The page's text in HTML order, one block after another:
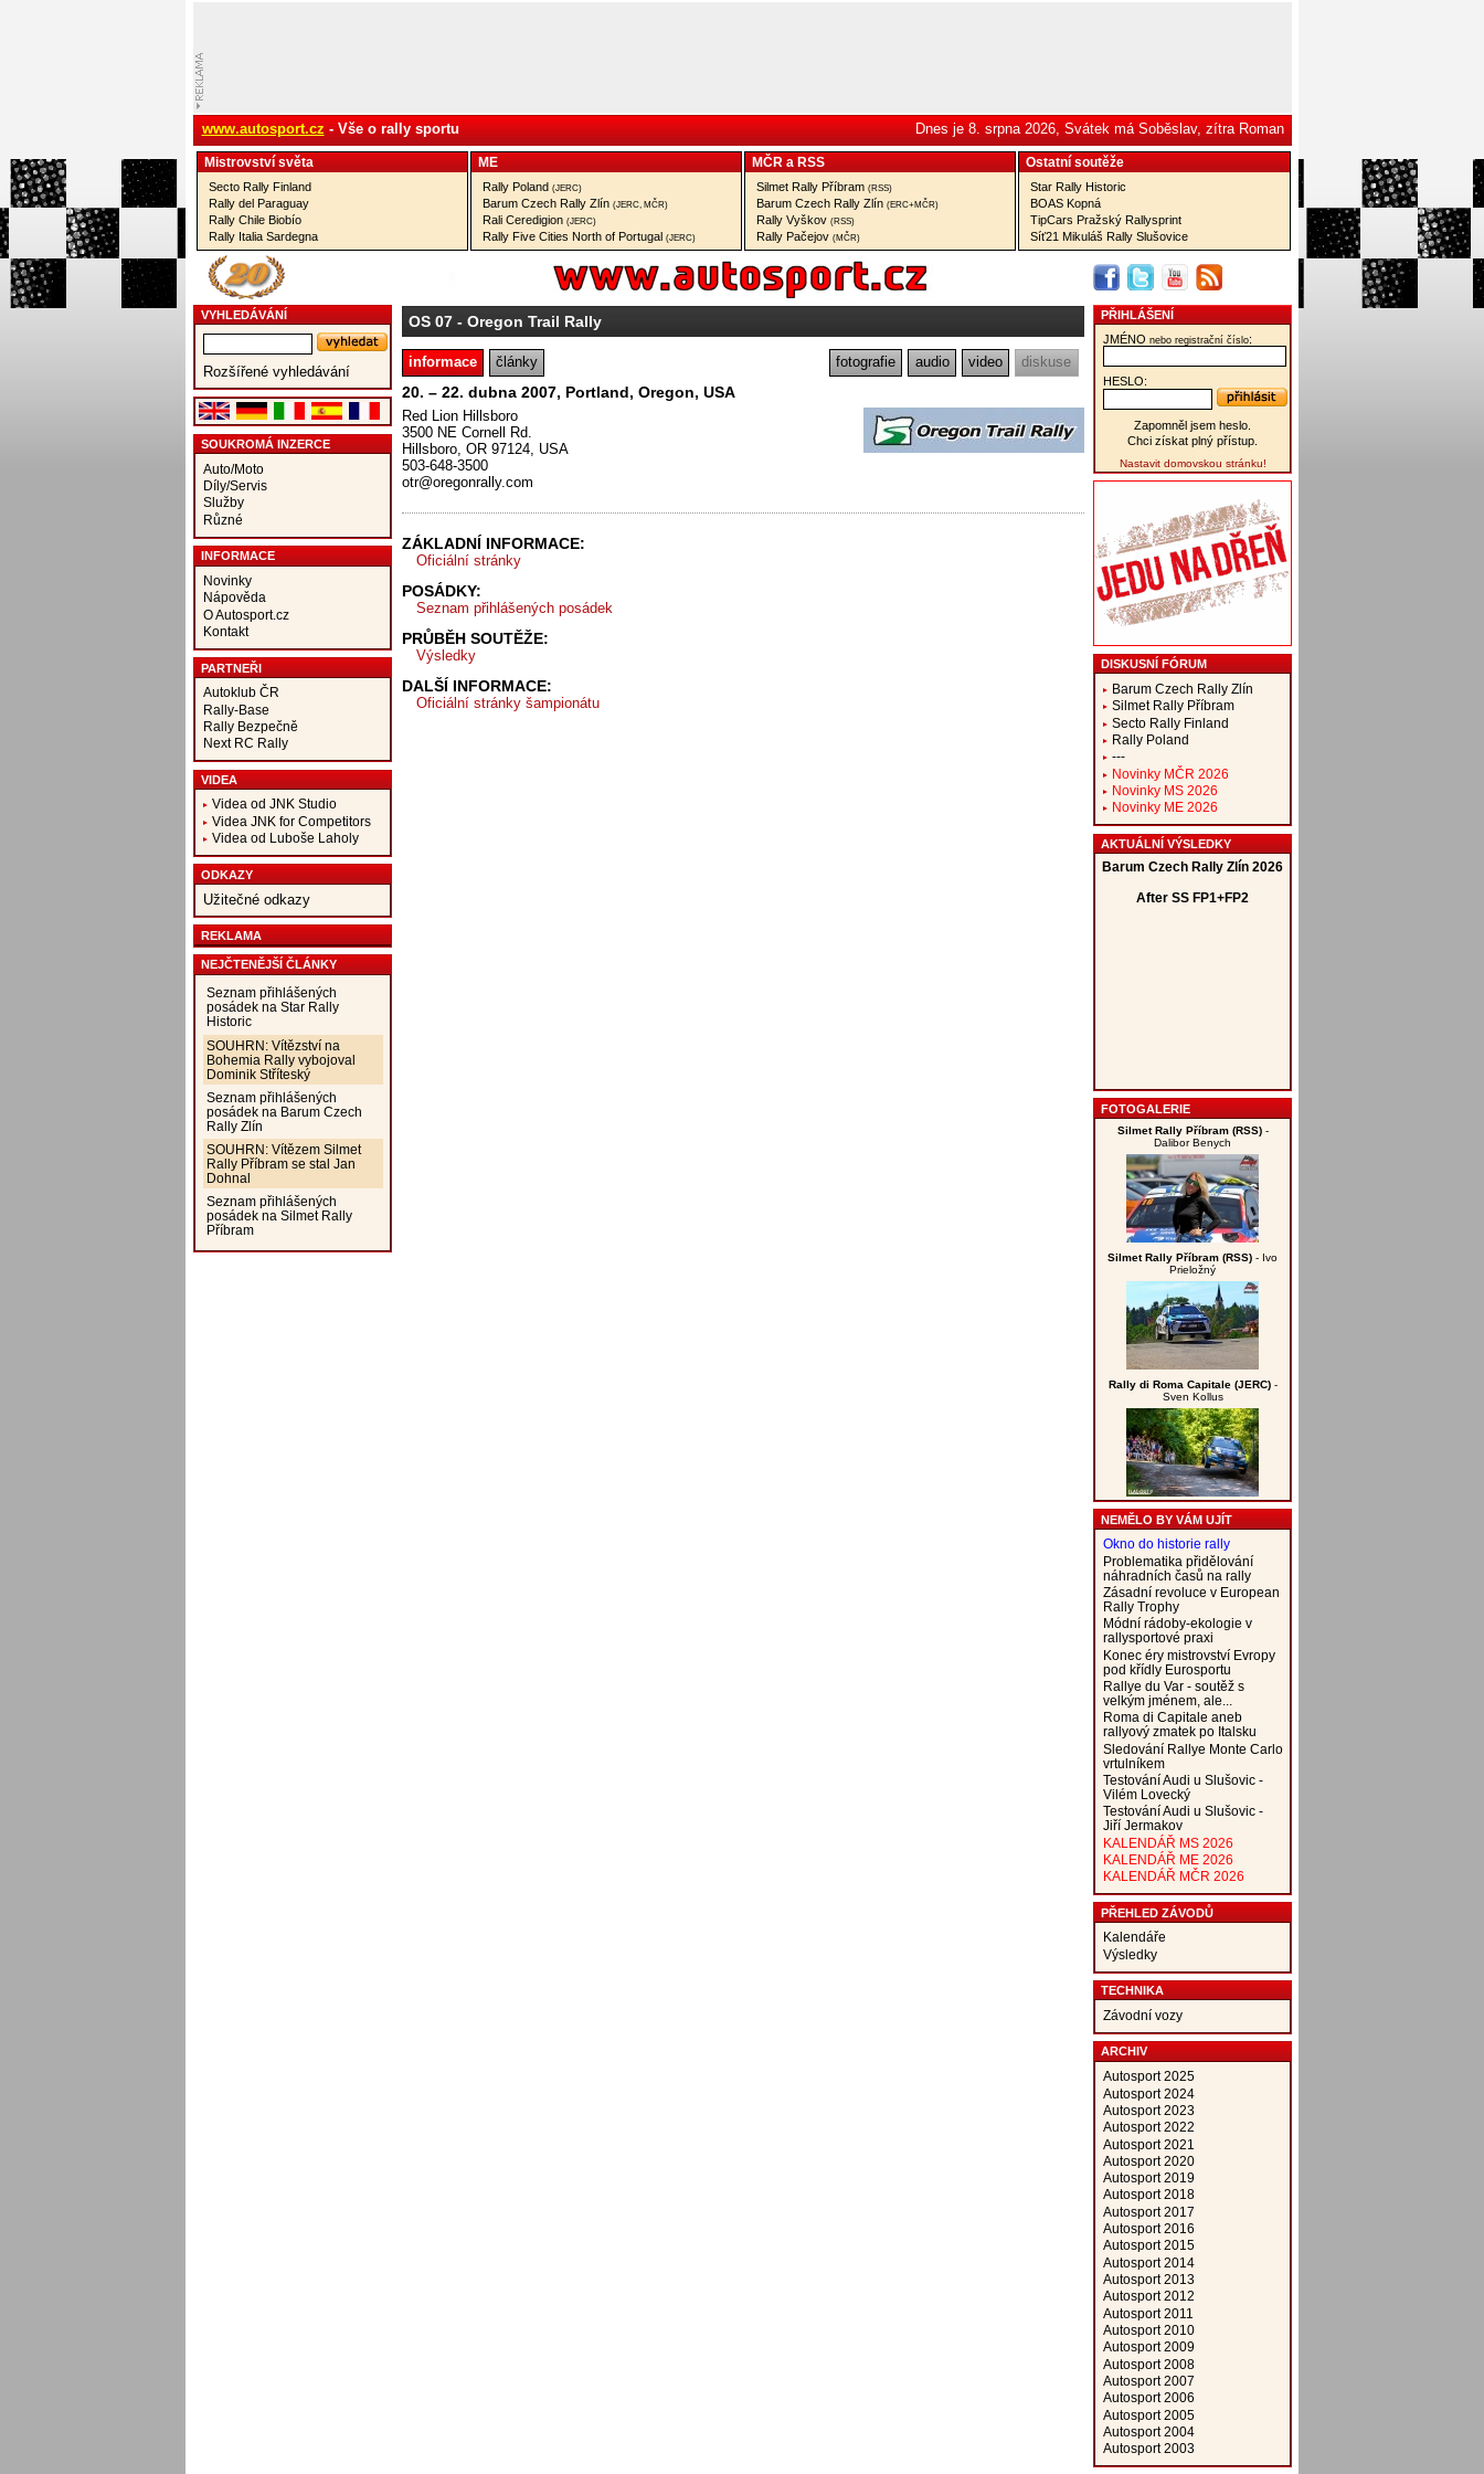
www.autosport.cz - Vše o rally sportu Dnes je 8. srpna 2026, Svátek má Soběslav, zítra Roman
Mistrovství­ světa
Secto Rally Finland
Rally del Paraguay
Rally Chile Biobío
Rally Italia Sardegna
ME
Rally Poland (JERC)
Barum Czech Rally Zlín (JERC, MČR)
Rali Ceredigion (JERC)
Rally Five Cities North of Portugal (JERC)
MČR a RSS
Silmet Rally Příbram (RSS)
Barum Czech Rally Zlín (ERC+MČR)
Rally Vyškov (RSS)
Rally Pačejov (MČR)
Ostatní­ soutěže
Star Rally Historic
BOAS Kopná
TipCars Pražský Rallysprint
Síť21 Mikuláš Rally Slušovice
VYHLEDÁVÁNÍ
Rozšířené vyhledávání
SOUKROMÁ INZERCE
Auto/Moto
Díly/Servis
Služby
Různé
INFORMACE
Novinky
Nápověda
O Autosport.cz
Kontakt
PARTNEŘI
Autoklub ČR
Rally-Base
Rally Bezpečně
Next RC Rally
VIDEA
Videa od JNK Studio
Videa JNK for Competitors
Videa od Luboše Laholy
ODKAZY
Užitečné odkazy
REKLAMA
NEJČTENĚJŠÍ ČLÁNKY
Seznam přihlášených
posádek na Star Rally
Historic
SOUHRN: Vítězství na
Bohemia Rally vybojoval
Dominik Stříteský
Seznam přihlášených
posádek na Barum Czech
Rally Zlín
SOUHRN: Vítězem Silmet
Rally Příbram se stal Jan
Dohnal
Seznam přihlášených
posádek na Silmet Rally
Příbram
OS 07- Oregon Trail Rally
informace články fotografie audio video diskuse
20. – 22. dubna 2007, Portland, Oregon, USA
Red Lion Hillsboro
3500 NE Cornell Rd.
Hillsboro, OR 97124, USA
503-648-3500
otr@oregonrally.com
ZÁKLADNÍ INFORMACE:
Oficiální stránky
POSÁDKY:
Seznam přihlášených posádek
PRŮBĚH SOUTĚŽE:
Výsledky
DALŠÍ INFORMACE:
Oficiální stránky šampionátu
PŘIHLÁŠENÍ
JMÉNO nebo registrační číslo:
HESLO:
Zapomněl jsem heslo.
Chci získat plný přístup.
Nastavit domovskou stránku!
DISKUSNÍ FÓRUM
Barum Czech Rally Zlín
Silmet Rally Příbram
Secto Rally Finland
Rally Poland
---
Novinky MČR 2026
Novinky MS 2026
Novinky ME 2026
AKTUÁLNÍ VÝSLEDKY
FOTOGALERIE
Silmet Rally Příbram (RSS)-
Dalibor Benych
Silmet Rally Příbram (RSS) - Ivo
Prieložný
Rally di Roma Capitale (JERC)-
Sven Kollus
NEMĚLO BY VÁM UJÍT
Okno do historie rally
Problematika přidělování
náhradních časů na rally
Zásadní revoluce v European
Rally Trophy
Módní rádoby-ekologie v
rallysportové praxi
Konec éry mistrovství Evropy
pod křídly Eurosportu
Rallye du Var - soutěž s
velkým jménem, ale...
Roma di Capitale aneb
rallyový zmatek po Italsku
Sledování Rallye Monte Carlo
vrtulníkem
Testování Audi u Slušovic -
Vilém Lovecký
Testování Audi u Slušovic -
Jiří Jermakov
KALENDÁŘ MS 2026
KALENDÁŘ ME 2026
KALENDÁŘ MČR 2026
PŘEHLED ZÁVODŮ
Kalendáře
Výsledky
TECHNIKA
Závodní vozy
ARCHIV
Autosport 2025
Autosport 2024
Autosport 2023
Autosport 2022
Autosport 2021
Autosport 2020
Autosport 2019
Autosport 2018
Autosport 2017
Autosport 2016
Autosport 2015
Autosport 2014
Autosport 2013
Autosport 2012
Autosport 2011
Autosport 2010
Autosport 2009
Autosport 2008
Autosport 2007
Autosport 2006
Autosport 2005
Autosport 2004
Autosport 2003